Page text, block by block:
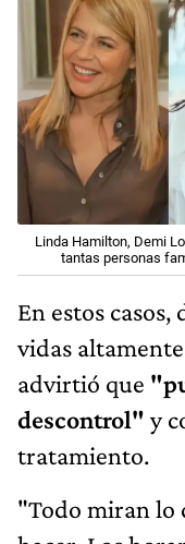
Linda Hamilton, Demi
tantas personas
En estos
vidas
advirtió que
descontrol" y
tratamiento.
"Todo miran lo